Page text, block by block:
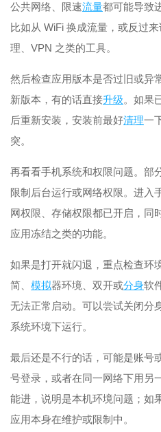
公共网络、限速流量都可能导致
比如从 WiFi 换成流量，或反过
理、VPN 之类的工具。
然后检查应用版本是否过旧或异
新版本，有的话直接升级。如果
后重新安装，安装前最好清理一
突。
再看看手机系统和权限问题。部
限制后台运行或网络权限。进入
网权限、存储权限都已开启，同
应用冻结之类的功能。
如果是打开就闪退，重点检查环
简、 模拟器环境、双开或分身软
无法正常启动。可以尝试关闭分
系统环境下运行。
最后还是不行的话，可能是账号
号登录，或者在同一网络下用另
能进，说明是本机环境问题；如
应用本身在维护或限制中。